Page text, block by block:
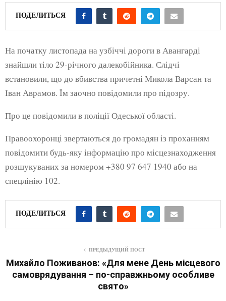
UПОДЕЛИТЬСЯ
На початку листопада на узбіччі дороги в Авангарді
знайшли тіло 29-річного далекобійника. Слідчі
встановили, що до вбивства причетні Микола Варсан та
Іван Аврамов. Їм заочно повідомили про підозру.
Про це повідомили в поліції Одеської області.
Правоохоронці звертаються до громадян із проханням
повідомити будь-яку інформацію про місцезнаходження
розшукуваних за номером +380 97 647 1940 або на
спецлінію 102.
ПОДЕЛИТЬСЯ
ПРЕДЫДУЩИЙ ПОСТ
Михайло Поживанов: «Для мене День місцевого
самоврядування – по-справжньому особливе
свято»